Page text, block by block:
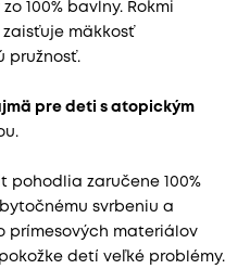
100% bavlny. Rokmi
mäkkosť
pružnosť.
pre deti s atopickým
pohodlia zaručene 100%
svrbeniu a
prímesových materiálov
detí veľké problémy.